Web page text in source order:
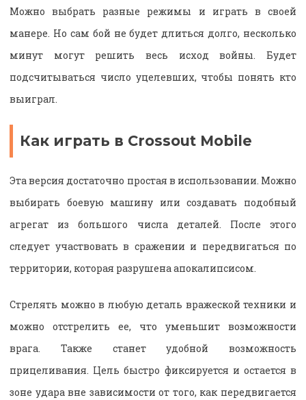
Можно выбрать разные режимы и играть в своей
манере. Но сам бой не будет длиться долго, несколько
минут могут решить весь исход войны. Будет
подсчитываться число уцелевших, чтобы понять кто
выиграл.
Как играть в Crossout Mobile
Эта версия достаточно простая в использовании. Можно
выбирать боевую машину или создавать подобный
агрегат из большого числа деталей. После этого
следует участвовать в сражении и передвигаться по
территории, которая разрушена апокалипсисом.
Стрелять можно в любую деталь вражеской техники и
можно отстрелить ее, что уменьшит возможности
врага. Также станет удобной возможность
прицеливания. Цель быстро фиксируется и остается в
зоне удара вне зависимости от того, как передвигается